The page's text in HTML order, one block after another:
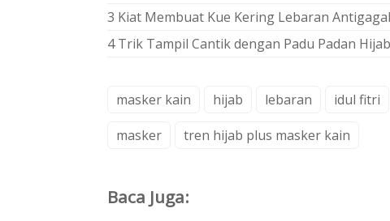
3 Kiat Membuat Kue Kering Lebaran Antigagal
4 Trik Tampil Cantik dengan Padu Padan
masker kain hijab lebaran idul fitri
masker
tren hijab plus masker kain
Baca Juga: